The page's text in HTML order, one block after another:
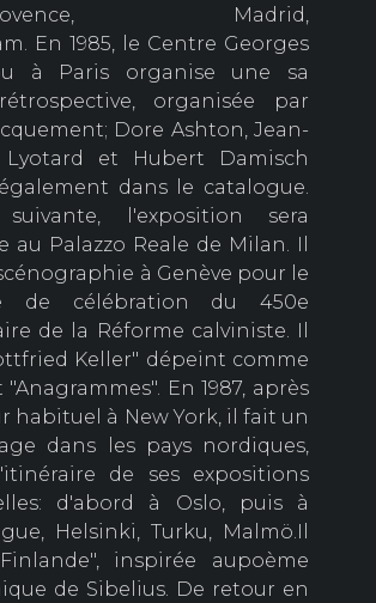
Provence, Madrid,
En 1985, le Centre Georges
à Paris organise une sa
organisée par
Dore Ashton, Jean-
Lyotard et Hubert Damisch
dans le catalogue.
suivante, l'exposition sera
au Palazzo Reale de Milan. Il
à Genève pour le
de célébration du 450e
de la Réforme calviniste. Il
Keller" dépeint comme
En 1987, après
habituel à New York, il fait un
dans les pays nordiques,
de ses expositions
d'abord à Oslo, puis à
Helsinki, Turku, Malmö.Il
inspirée aupoème
de Sibelius. De retour en